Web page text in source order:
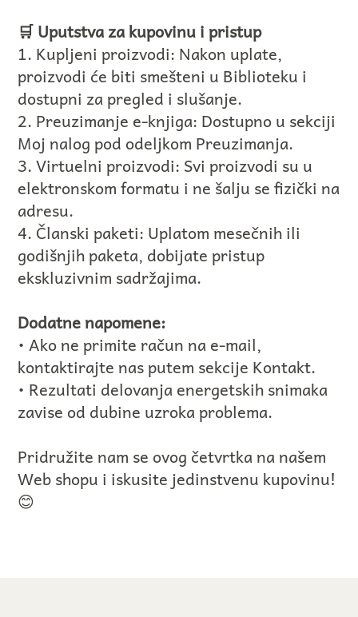
🛒 Uputstva za kupovinu i pristup
1. Kupljeni proizvodi: Nakon uplate,
proizvodi će biti smešteni u Biblioteku i
dostupni za pregled i slušanje.
2. Preuzimanje e-knjiga: Dostupno u sekciji
Moj nalog pod odeljkom Preuzimanja.
3. Virtuelni proizvodi: Svi proizvodi su u
elektronskom formatu i ne šalju se fizički na
adresu.
4. Članski paketi: Uplatom mesečnih ili
godišnjih paketa, dobijate pristup
ekskluzivnim sadržajima.
Dodatne napomene:
• Ako ne primite račun na e-mail,
kontaktirajte nas putem sekcije Kontakt.
• Rezultati delovanja energetskih snimaka
zavise od dubine uzroka problema.
Pridružite nam se ovog četvrtka na našem
Web shopu i iskusite jedinstvenu kupovinu!
😊